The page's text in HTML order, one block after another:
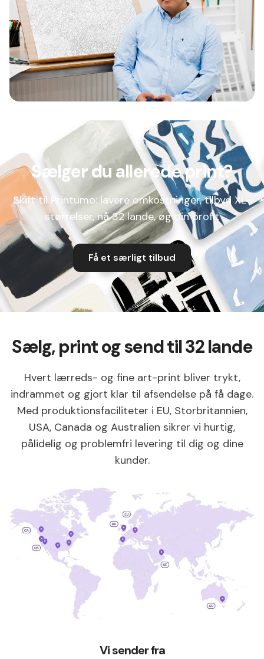
Sælger du allerede print?
Skift til Printumo: lavere omkostninger, tilbyd XL-
størrelser, nå 32 lande, øg din profit
Få et særligt tilbud
Sælg, print og send til 32 lande
Hvert lærreds- og fine art-print bliver trykt,
indrammet og gjort klar til afsendelse på få dage.
Med produktionsfaciliteter i EU, Storbritannien,
USA, Canada og Australien sikrer vi hurtig,
pålidelig og problemfri levering til dig og dine
kunder.
Vi sender fra